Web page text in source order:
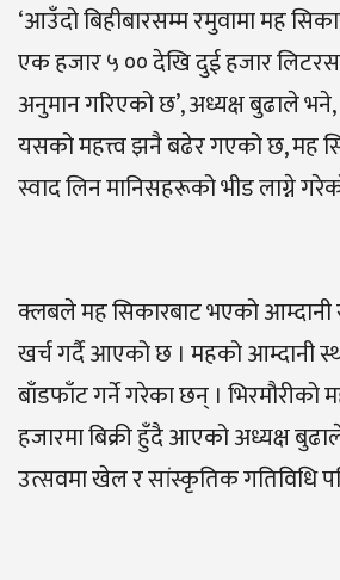
‘आउँदो बिहीबारसम्म रमुवामा मह
एक हजार ५ ०० देखि दुई हजार
अनुमान गरिएको छ’, अध्यक्ष बुढाले
यसको महत्त्व झनै बढेर गएको छ, मह
स्वाद लिन मानिसहरूको भीड लाग्ने
क्लबले मह सिकारबाट भएको आम्दानी
खर्च गर्दै आएको छ । महको आम्दानी
बाँडफाँट गर्ने गरेका छन् । भिरमौरीको
हजारमा बिक्री हुँदै आएको अध्यक्ष
उत्सवमा खेल र सांस्कृतिक गतिविधि